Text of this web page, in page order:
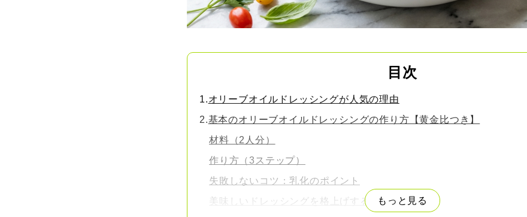
目次
もっと見る
オリーブオイルドレッシングが人気の理由
基本のオリーブオイルドレッシングの作り方【黄金比つき】
材料（2人分）
作り方（3ステップ）
失敗しないコツ：乳化のポイント
美味しいドレッシングを格上げする5つのコツ